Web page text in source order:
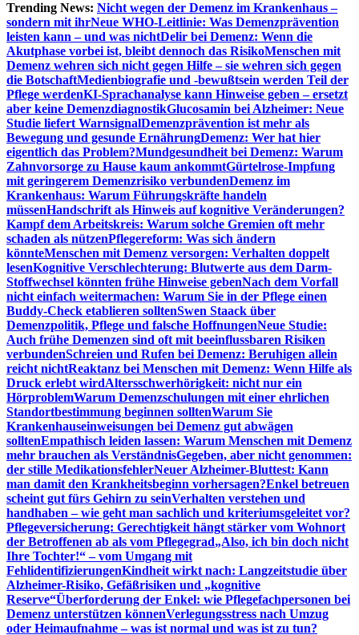
Trending News: Nicht wegen der Demenz im Krankenhaus –
sondern mit ihrNeue WHO-Leitlinie: Was Demenzprävention
leisten kann – und was nichtDelir bei Demenz: Wenn die
Akutphase vorbei ist, bleibt dennoch das RisikoMenschen mit
Demenz wehren sich nicht gegen Hilfe – sie wehren sich gegen
die BotschaftMedienbiografie und -bewußtsein werden Teil der
Pflege werdenKI-Sprachanalyse kann Hinweise geben – ersetzt
aber keine DemenzdiagnostikGlucosamin bei Alzheimer: Neue
Studie liefert WarnsignalDemenzprävention ist mehr als
Bewegung und gesunde ErnährungDemenz: Wer hat hier
eigentlich das Problem?Mundgesundheit bei Demenz: Warum
Zahnvorsorge zu Hause kaum ankommtGürtelrose-Impfung
mit geringerem Demenzrisiko verbundenDemenz im
Krankenhaus: Warum Führungskräfte handeln
müssenHandschrift als Hinweis auf kognitive Veränderungen?
Kampf dem Arbeitskreis: Warum solche Gremien oft mehr
schaden als nützenPflegereform: Was sich ändern
könnteMenschen mit Demenz versorgen: Verhalten doppelt
lesenKognitive Verschlechterung: Blutwerte aus dem Darm-
Stoffwechsel könnten frühe Hinweise gebenNach dem Vorfall
nicht einfach weitermachen: Warum Sie in der Pflege einen
Buddy-Check etablieren solltenSwen Staack über
Demenzpolitik, Pflege und falsche HoffnungenNeue Studie:
Auch frühe Demenzen sind oft mit beeinflussbaren Risiken
verbundenSchreien und Rufen bei Demenz: Beruhigen allein
reicht nichtReaktanz bei Menschen mit Demenz: Wenn Hilfe als
Druck erlebt wirdAltersschwerhörigkeit: nicht nur ein
HörproblemWarum Demenzschulungen mit einer ehrlichen
Standortbestimmung beginnen solltenWarum Sie
Krankenhauseinweisungen bei Demenz gut abwägen
solltenEmpathisch leiden lassen: Warum Menschen mit Demenz
mehr brauchen als VerständnisGegeben, aber nicht genommen:
der stille MedikationsfehlerNeuer Alzheimer-Bluttest: Kann
man damit den Krankheitsbeginn vorhersagen?Enkel betreuen
scheint gut fürs Gehirn zu seinVerhalten verstehen und
handhaben – wie geht man sachlich und kriteriumsgeleitet vor?
Pflegeversicherung: Gerechtigkeit hängt stärker vom Wohnort
der Betroffenen ab als vom Pflegegrad„Also, ich bin doch nicht
Ihre Tochter!“ – vom Umgang mit
FehlidentifizierungenKindheit wirkt nach: Langzeitstudie über
Alzheimer-Risiko, Gefäßrisiken und „kognitive
Reserve“Überforderung der Enkel: wie Pflegefachpersonen bei
Demenz unterstützen könnenVerlegungsstress nach Umzug
oder Heimaufnahme – was ist normal und was ist zu tun?